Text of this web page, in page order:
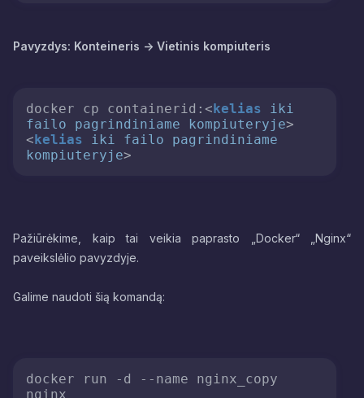
Pavyzdys: Konteineris -> Vietinis kompiuteris
docker cp containerid: <kelias
iki
failo
pagrindiniame kompiuteryje>
<kelias iki failo
pagrindiniame
kompiuteryje>
Pažiūrėkime, kaip tai veikia paprasto „Docker“ „Nginx“
paveikslėlio pavyzdyje.
Galime naudoti šią komandą:
docker run -d --name nginx_copy